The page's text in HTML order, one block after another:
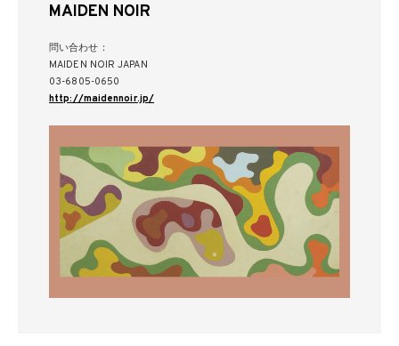
MAIDEN NOIR
問い合わせ：
MAIDEN NOIR JAPAN
03-6805-0650
http://maidennoir.jp/